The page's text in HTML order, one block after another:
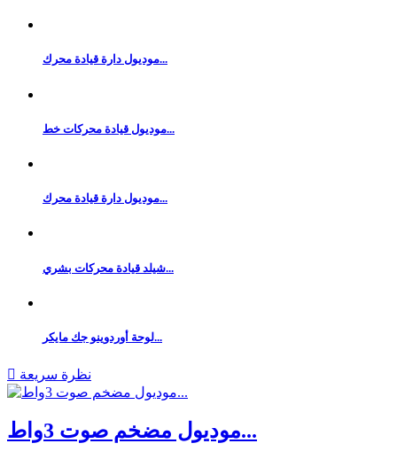
موديول دارة قيادة محرك...
موديول قيادة محركات خط...
موديول دارة قيادة محرك...
شيلد قيادة محركات بشري...
لوحة أوردوينو جك مايكر...
 نظرة سريعة
موديول مضخم صوت 3واط...